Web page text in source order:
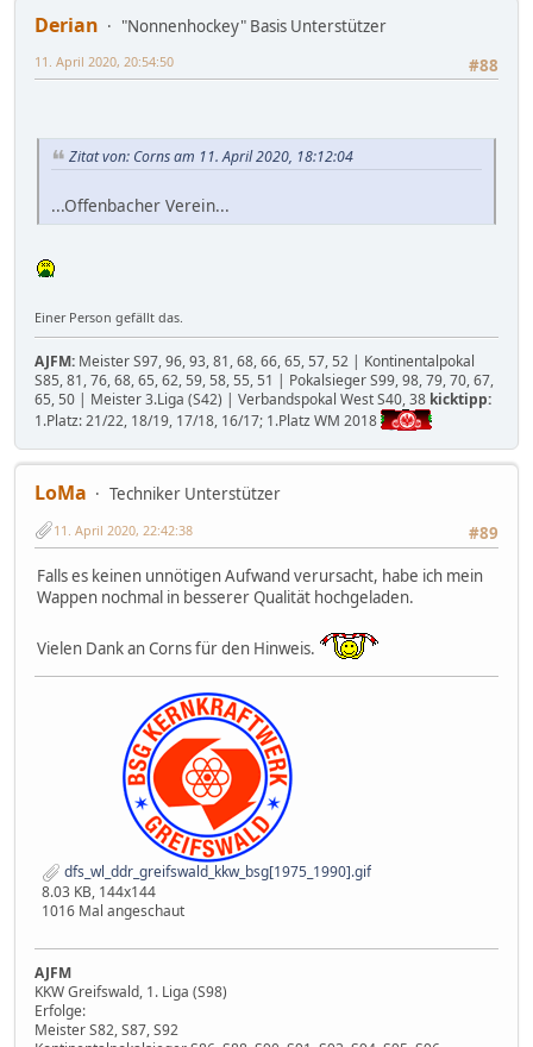
Derian
"Nonnenhockey" Basis Unterstützer
#88
11. April 2020, 20:54:50
Zitat von: Corns am 11. April 2020, 18:12:04
...Offenbacher Verein...
Einer Person gefällt das.
AJFM: Meister S97, 96, 93, 81, 68, 66, 65, 57, 52 | Kontinentalpokal
S85, 81, 76, 68, 65, 62, 59, 58, 55, 51 | Pokalsieger S99, 98, 79, 70, 67,
65, 50 | Meister 3.Liga (S42) | Verbandspokal West S40, 38 kicktipp:
1.Platz: 21/22, 18/19, 17/18, 16/17; 1.Platz WM 2018
LoMa
Techniker Unterstützer
#89
11. April 2020, 22:42:38
Falls es keinen unnötigen Aufwand verursacht, habe ich mein
Wappen nochmal in besserer Qualität hochgeladen.
Vielen Dank an Corns für den Hinweis.
dfs_wl_ddr_greifswald_kkw_bsg[1975_1990].gif
8.03 KB, 144x144
1016 Mal angeschaut
AJFM
KKW Greifswald, 1. Liga (S98)
Erfolge:
Meister S82, S87, S92